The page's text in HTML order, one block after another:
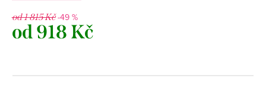
od 1 815 Kč-49 %
od918 Kč